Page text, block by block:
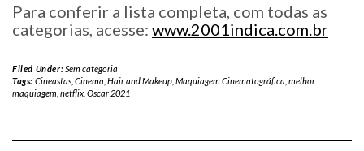
Para conferir a lista completa, com todas as
categorias, acesse: www.2001indica.com.br
Filed Under: Sem categoria
Tags: Cineastas, Cinema Hair and Makeup, Maquiagem Cinematográfica melhor
maquiagem netflix Oscar 2021